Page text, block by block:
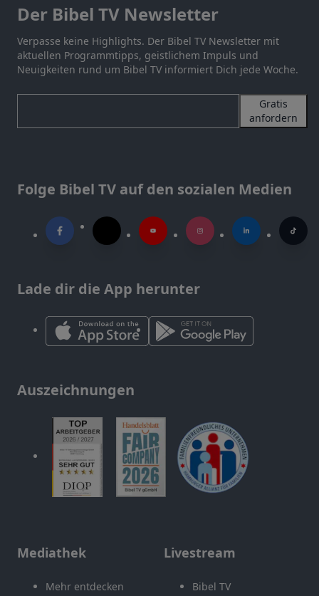
Der Bibel TV Newsletter
Verpasse keine Highlights. Der Bibel TV Newsletter mit
aktuellen Programmtipps, geistlichem Impuls und
Neuigkeiten rund um Bibel TV informiert Dich jede Woche.
Gratis
anfordern
Folge Bibel TV auf den sozialen Medien
Lade dir die App herunter
Auszeichnungen
Mediathek
Mehr entdecken
Livestream
Bibel TV